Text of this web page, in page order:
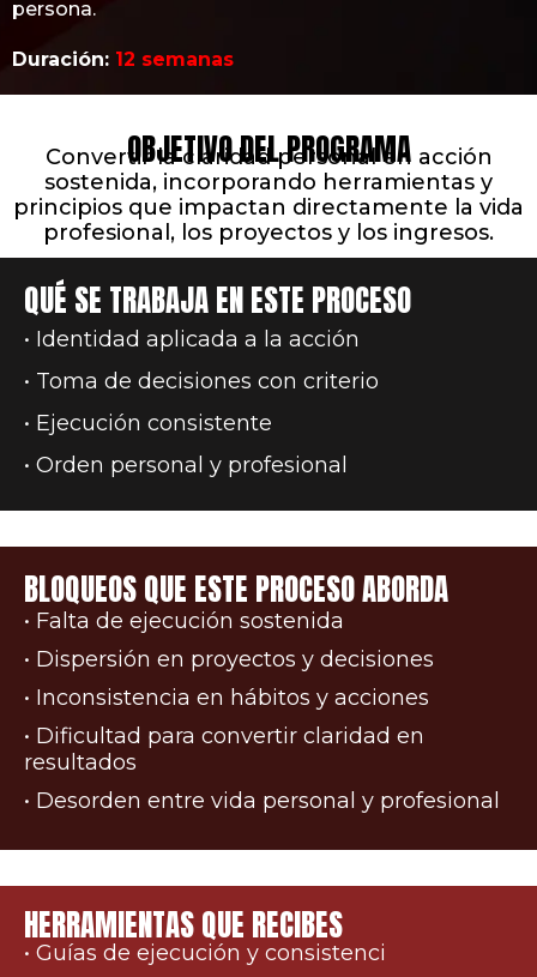
persona.
Duración: 12 semanas
OBJETIVO DEL PROGRAMA
Convertir la claridad personal en acción
sostenida, incorporando herramientas y
principios que impactan directamente la vida
profesional, los proyectos y los ingresos.
QUÉ SE TRABAJA EN ESTE PROCESO
• Identidad aplicada a la acción
• Toma de decisiones con criterio
• Ejecución consistente
• Orden personal y profesional
BLOQUEOS QUE ESTE PROCESO ABORDA
• Falta de ejecución sostenida
• Dispersión en proyectos y decisiones
• Inconsistencia en hábitos y acciones
• Dificultad para convertir claridad en
resultados
• Desorden entre vida personal y profesional
HERRAMIENTAS QUE RECIBES
• Guías de ejecución y consistenci